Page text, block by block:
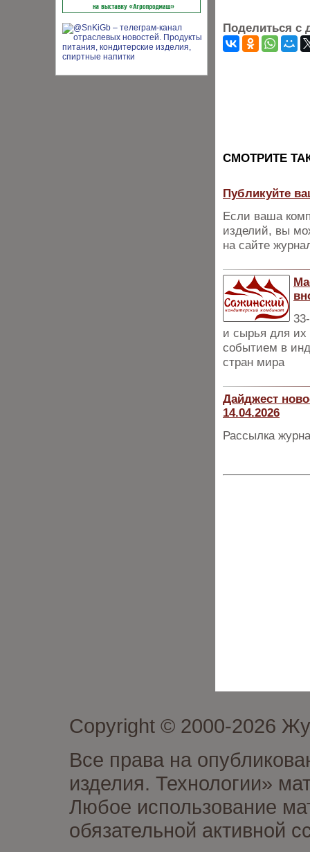
Поделиться с
CМОТРИТЕ
Публикуйте
Если ваша
изделий, вы
на сайте
и сырья для их
событием в
стран мира
Дайджест
14.04.2026
Рассылка
Copyright © 2000-2026
Все права на
изделия. Технологии»
Любое использование
обязательной активной